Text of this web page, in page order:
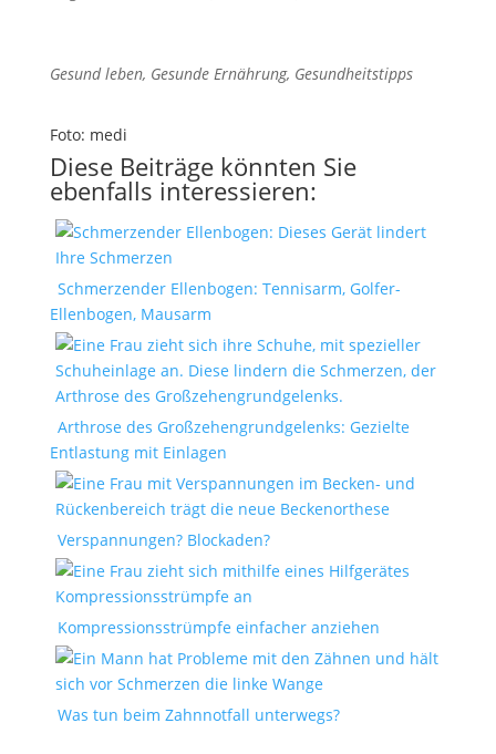
Gesund leben, Gesunde Ernährung, Gesundheitstipps
Foto: medi
Diese Beiträge könnten Sie
ebenfalls interessieren:
Schmerzender Ellenbogen: Tennisarm, Golfer-
Ellenbogen, Mausarm
Arthrose des Großzehengrundgelenks: Gezielte
Entlastung mit Einlagen
Verspannungen? Blockaden?
Kompressionsstrümpfe einfacher anziehen
Was tun beim Zahnnotfall unterwegs?